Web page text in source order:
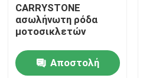
Προϊόντα
Σχετικά με εμάς
CARRYSTONE
ασωλήνωτη ρόδα
μοτοσικλετών
Αποστολή